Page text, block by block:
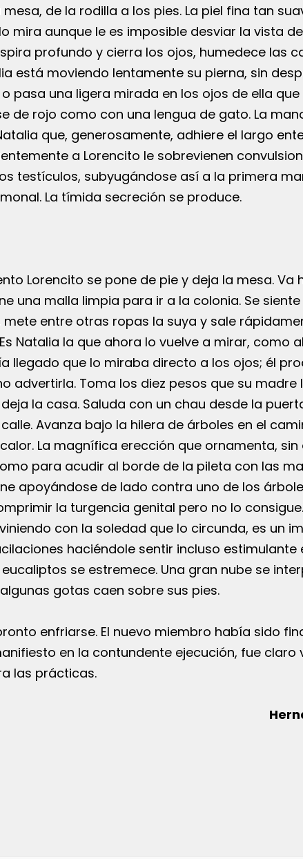
de la rodilla a los pies. La piel fina tan
mira aunque le es imposible desviar la vista
profundo y cierra los ojos, humedece las
está moviendo lentamente su pierna, sin
pasa una ligera mirada en los ojos de ella
de rojo como con una lengua de gato. La
que, generosamente, adhiere el largo
a Lorencito le sobrevienen
testículos, subyugándose así a la primera
La tímida secreción se produce.
Lorencito se pone de pie y deja la mesa. Va
una malla limpia para ir a la colonia. Se
mete entre otras ropas la suya y sale
Natalia la que ahora lo vuelve a mirar, como
llegado que lo miraba directo a los ojos; él
advertirla. Toma los diez pesos que su madre
la casa. Saluda con un chau desde la
Avanza bajo la hilera de árboles en el
La magnífica erección que ornamenta, sin
para acudir al borde de la pileta con las
apoyándose de lado contra uno de los
la turgencia genital pero no lo
con la soledad que lo circunda, es un
haciéndole sentir incluso estimulante
se estremece. Una gran nube se
gotas caen sobre sus pies.
enfriarse. El nuevo miembro había sido
en la contundente ejecución, fue claro
las prácticas.